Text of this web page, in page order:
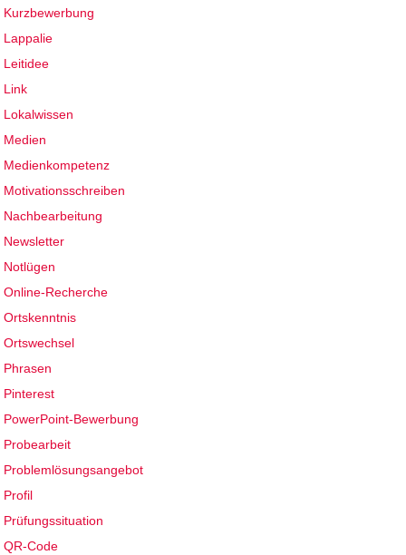
Kurzbewerbung
Lappalie
Leitidee
Link
Lokalwissen
Medien
Medienkompetenz
Motivationsschreiben
Nachbearbeitung
Newsletter
Notlügen
Online-Recherche
Ortskenntnis
Ortswechsel
Phrasen
Pinterest
PowerPoint-Bewerbung
Probearbeit
Problemlösungsangebot
Profil
Prüfungssituation
QR-Code